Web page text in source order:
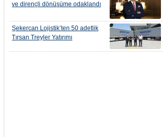
ve dirençli dönüşüme odaklandı
Şekercan Lojistik’ten 50 adetlik
Tırsan Treyler Yatırımı